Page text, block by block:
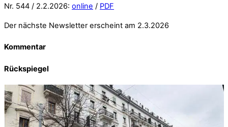
Nr. 544 / 2.2.2026: online / PDF
Der nächste Newsletter erscheint am 2.3.2026
Kommentar
Rückspiegel